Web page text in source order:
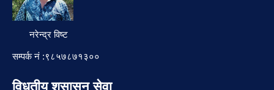
नरेन्द्र विष्ट
सम्पर्क नं :९८५७८७१३००
विधुतीय शुसासन सेवा